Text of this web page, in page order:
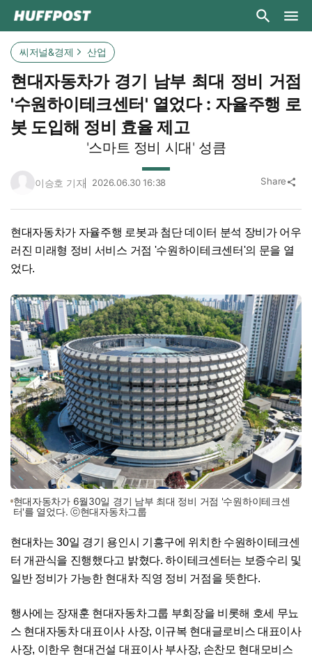
씨저널&경제 산업
현대자동차가 경기 남부 최대 정비 거점
'수원하이테크센터' 열었다 : 자율주행 로
봇 도입해 정비 효율 제고
'스마트 정비 시대' 성큼
이승호 기자 2026.06.30 16:38 Share share
현대자동차가 자율주행 로봇과 첨단 데이터 분석 장비가 어우
러진 미래형 정비 서비스 거점 '수원하이테크센터'의 문을 열
었다.
현대자동차가 6월30일 경기 남부 최대 정비 거점 '수원하이테크센
터'를 열었다. ⓒ현대자동차그룹
현대차는 30일 경기 용인시 기흥구에 위치한 수원하이테크센
터 개관식을 진행했다고 밝혔다. 하이테크센터는 보증수리 및
일반 정비가 가능한 현대차 직영 정비 거점을 뜻한다.
행사에는 장재훈 현대자동차그룹 부회장을 비롯해 호세 무뇨
스 현대자동차 대표이사 사장, 이규복 현대글로비스 대표이사
사장, 이한우 현대건설 대표이사 부사장, 손찬모 현대모비스